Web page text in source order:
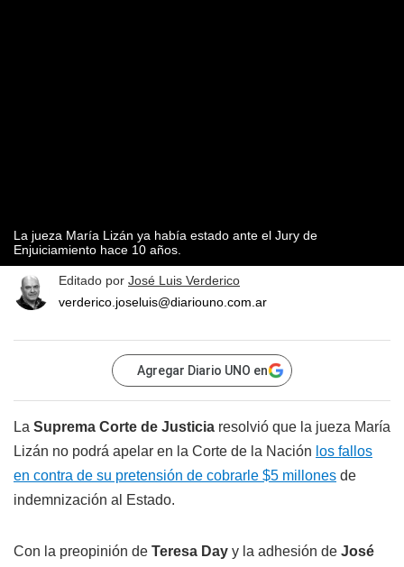
La jueza María Lizán ya había estado ante el Jury de
Enjuiciamiento hace 10 años.
Editado por José Luis Verderico
verderico.joseluis@diariouno.com.ar
Agregar Diario UNO en
La Suprema Corte de Justicia resolvió que la jueza María
Lizán no podrá apelar en la Corte de la Nación los fallos
en contra de su pretensión de cobrarle $5 millones de
indemnización al Estado.
Con la preopinión de Teresa Day y la adhesión de José